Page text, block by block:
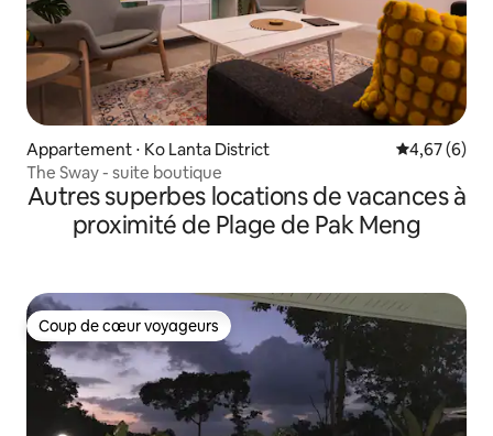
Appartement ⋅ Ko Lanta District Évaluation
4,67 (6)
The Sway - suite boutique
Autres superbes locations de vacances à
proximité de Plage de Pak Meng
Coup de cœur voyageurs
Coup de cœur voyageurs